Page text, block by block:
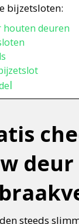
bijzetsloten:
houten deuren
l
steeds